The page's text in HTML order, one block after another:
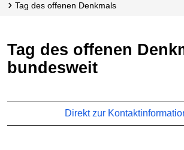
Tag des offenen Denkmals
Tag des offenen Denkmals
bundesweit
Direkt zur